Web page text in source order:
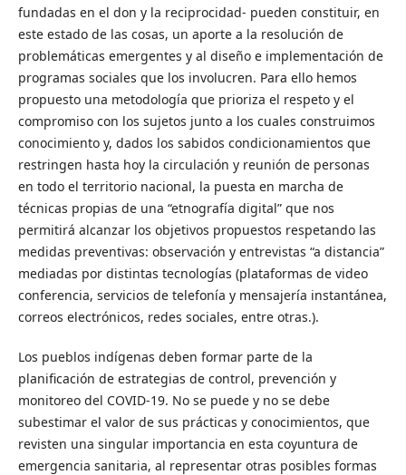
fundadas en el don y la reciprocidad- pueden constituir, en
este estado de las cosas, un aporte a la resolución de
problemáticas emergentes y al diseño e implementación de
programas sociales que los involucren. Para ello hemos
propuesto una metodología que prioriza el respeto y el
compromiso con los sujetos junto a los cuales construimos
conocimiento y, dados los sabidos condicionamientos que
restringen hasta hoy la circulación y reunión de personas
en todo el territorio nacional, la puesta en marcha de
técnicas propias de una “etnografía digital” que nos
permitirá alcanzar los objetivos propuestos respetando las
medidas preventivas: observación y entrevistas “a distancia”
mediadas por distintas tecnologías (plataformas de video
conferencia, servicios de telefonía y mensajería instantánea,
correos electrónicos, redes sociales, entre otras.).
Los pueblos indígenas deben formar parte de la
planificación de estrategias de control, prevención y
monitoreo del COVID-19. No se puede y no se debe
subestimar el valor de sus prácticas y conocimientos, que
revisten una singular importancia en esta coyuntura de
emergencia sanitaria, al representar otras posibles formas